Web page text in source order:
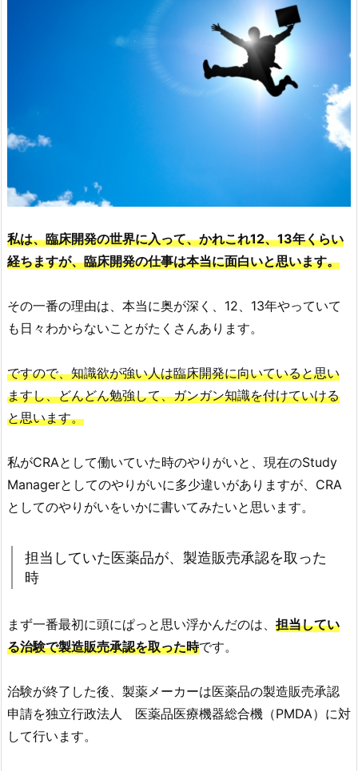
私は、臨床開発の世界に入って、かれこれ12、13年くらい
経ちますが、臨床開発の仕事は本当に面白いと思います。
その一番の理由は、本当に奥が深く、12、13年やっていて
も日々わからないことがたくさんあります。
ですので、知識欲が強い人は臨床開発に向いていると思い
ますし、どんどん勉強して、ガンガン知識を付けていける
と思います。
私がCRAとして働いていた時のやりがいと、現在のStudy
Managerとしてのやりがいに多少違いがありますが、CRA
としてのやりがいをいかに書いてみたいと思います。
担当していた医薬品が、製造販売承認を取った
時
まず一番最初に頭にぱっと思い浮かんだのは、 担当してい
る治験で製造販売承認を取った時です。
治験が終了した後、製薬メーカーは医薬品の製造販売承認
申請を独立行政法人 医薬品医療機器総合機（PMDA）に対
して行います。